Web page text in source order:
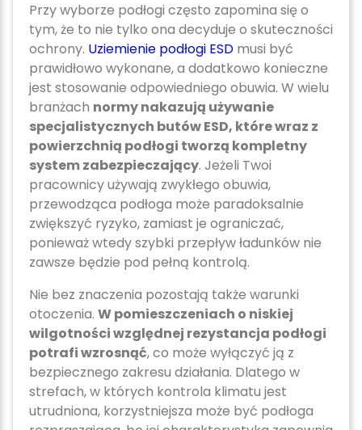
Przy wyborze podłogi często zapomina się o
tym, że to nie tylko ona decyduje o skuteczności
ochrony. Uziemienie podłogi ESD musi być
prawidłowo wykonane, a dodatkowo konieczne
jest stosowanie odpowiedniego obuwia. W wielu
branżach normy nakazują używanie
specjalistycznych butów ESD, które wraz z
powierzchnią podłogi tworzą kompletny
system zabezpieczający. Jeżeli Twoi
pracownicy używają zwykłego obuwia,
przewodząca podłoga może paradoksalnie
zwiększyć ryzyko, zamiast je ograniczać,
ponieważ wtedy szybki przepływ ładunków nie
zawsze będzie pod pełną kontrolą.
Nie bez znaczenia pozostają także warunki
otoczenia. W pomieszczeniach o niskiej
wilgotności względnej rezystancja podłogi
potrafi wzrosnąć, co może wyłączyć ją z
bezpiecznego zakresu działania. Dlatego w
strefach, w których kontrola klimatu jest
utrudniona, korzystniejsza może być podłoga